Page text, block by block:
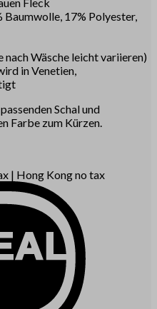
17% Polyester,
nach Wäsche leicht variieren)
in Venetien,
Schal und
Farbe zum Kürzen.
| Hong Kong no tax